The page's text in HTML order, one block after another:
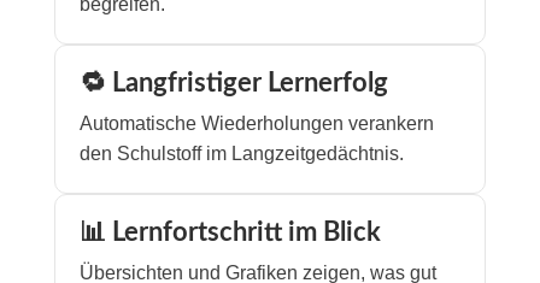
begreifen.
🔁 Langfristiger Lernerfolg
Automatische Wiederholungen verankern
den Schulstoff im Langzeitgedächtnis.
📊 Lernfortschritt im Blick
Übersichten und Grafiken zeigen, was gut